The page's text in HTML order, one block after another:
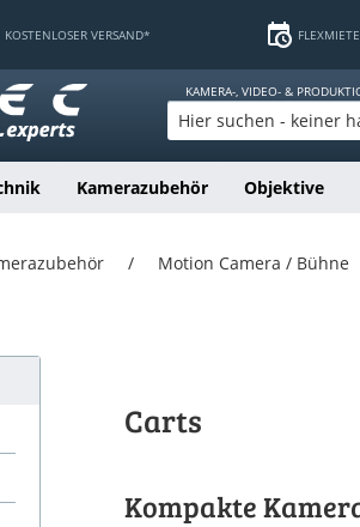
KOSTENLOSER VERSAND* FLEXMIETE
KAMERA-, VIDEO- &
Kamerazubehör Objektive
/ Motion Camera / Bühne
Carts
Kompakte